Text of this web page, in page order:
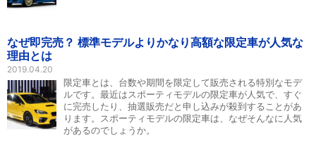
なぜ即完売？ 標準モデルよりかなり高額な限定車が人気な
理由とは
2019.04.20
限定車とは、台数や期間を限定して販売される特別なモデ
ルです。最近はスポーティモデルの限定車が人気で、すぐ
に完売したり、抽選販売だと申し込みが殺到することがあ
ります。スポーティモデルの限定車は、なぜそんなに人気
があるのでしょうか。